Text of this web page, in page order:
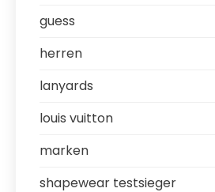
guess
herren
lanyards
louis vuitton
marken
shapewear testsieger